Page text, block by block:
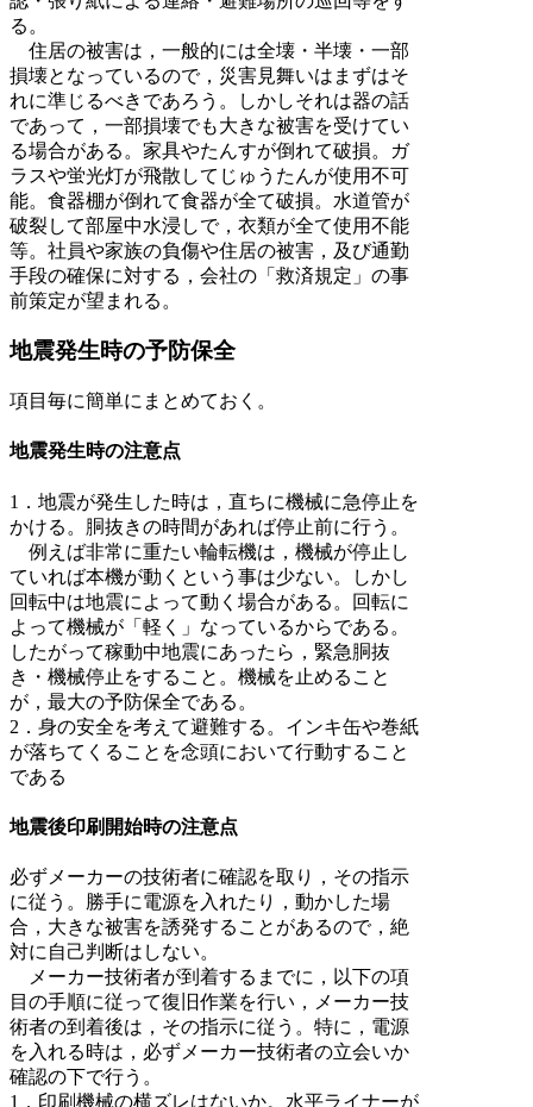
る。
住居の被害は，一般的には全壊・半壊・一部
損壊となっているので，災害見舞いはまずはそ
れに準じるべきであろう。しかしそれは器の話
であって，一部損壊でも大きな被害を受けてい
る場合がある。家具やたんすが倒れて破損。ガ
ラスや蛍光灯が飛散してじゅうたんが使用不可
能。食器棚が倒れて食器が全て破損。水道管が
破裂して部屋中水浸しで，衣類が全て使用不能
等。社員や家族の負傷や住居の被害，及び通勤
手段の確保に対する，会社の「救済規定」の事
前策定が望まれる。
地震発生時の予防保全
項目毎に簡単にまとめておく。
地震発生時の注意点
1．地震が発生した時は，直ちに機械に急停止を
かける。胴抜きの時間があれば停止前に行う。
例えば非常に重たい輪転機は，機械が停止し
ていれば本機が動くという事は少ない。しかし
回転中は地震によって動く場合がある。回転に
よって機械が「軽く」なっているからである。
したがって稼動中地震にあったら，緊急胴抜
き・機械停止をすること。機械を止めること
が，最大の予防保全である。
2．身の安全を考えて避難する。インキ缶や巻紙
が落ちてくることを念頭において行動すること
である
地震後印刷開始時の注意点
必ずメーカーの技術者に確認を取り，その指示
に従う。勝手に電源を入れたり，動かした場
合，大きな被害を誘発することがあるので，絶
対に自己判断はしない。
メーカー技術者が到着するまでに，以下の項
目の手順に従って復旧作業を行い，メーカー技
術者の到着後は，その指示に従う。特に，電源
を入れる時は，必ずメーカー技術者の立会いか
確認の下で行う。
1．印刷機械の横ズレはないか。水平ライナーが